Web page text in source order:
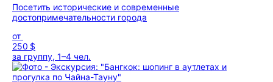
Посетить исторические и современные
достопримечательности города
от
250 $
за группу, 1–4 чел.